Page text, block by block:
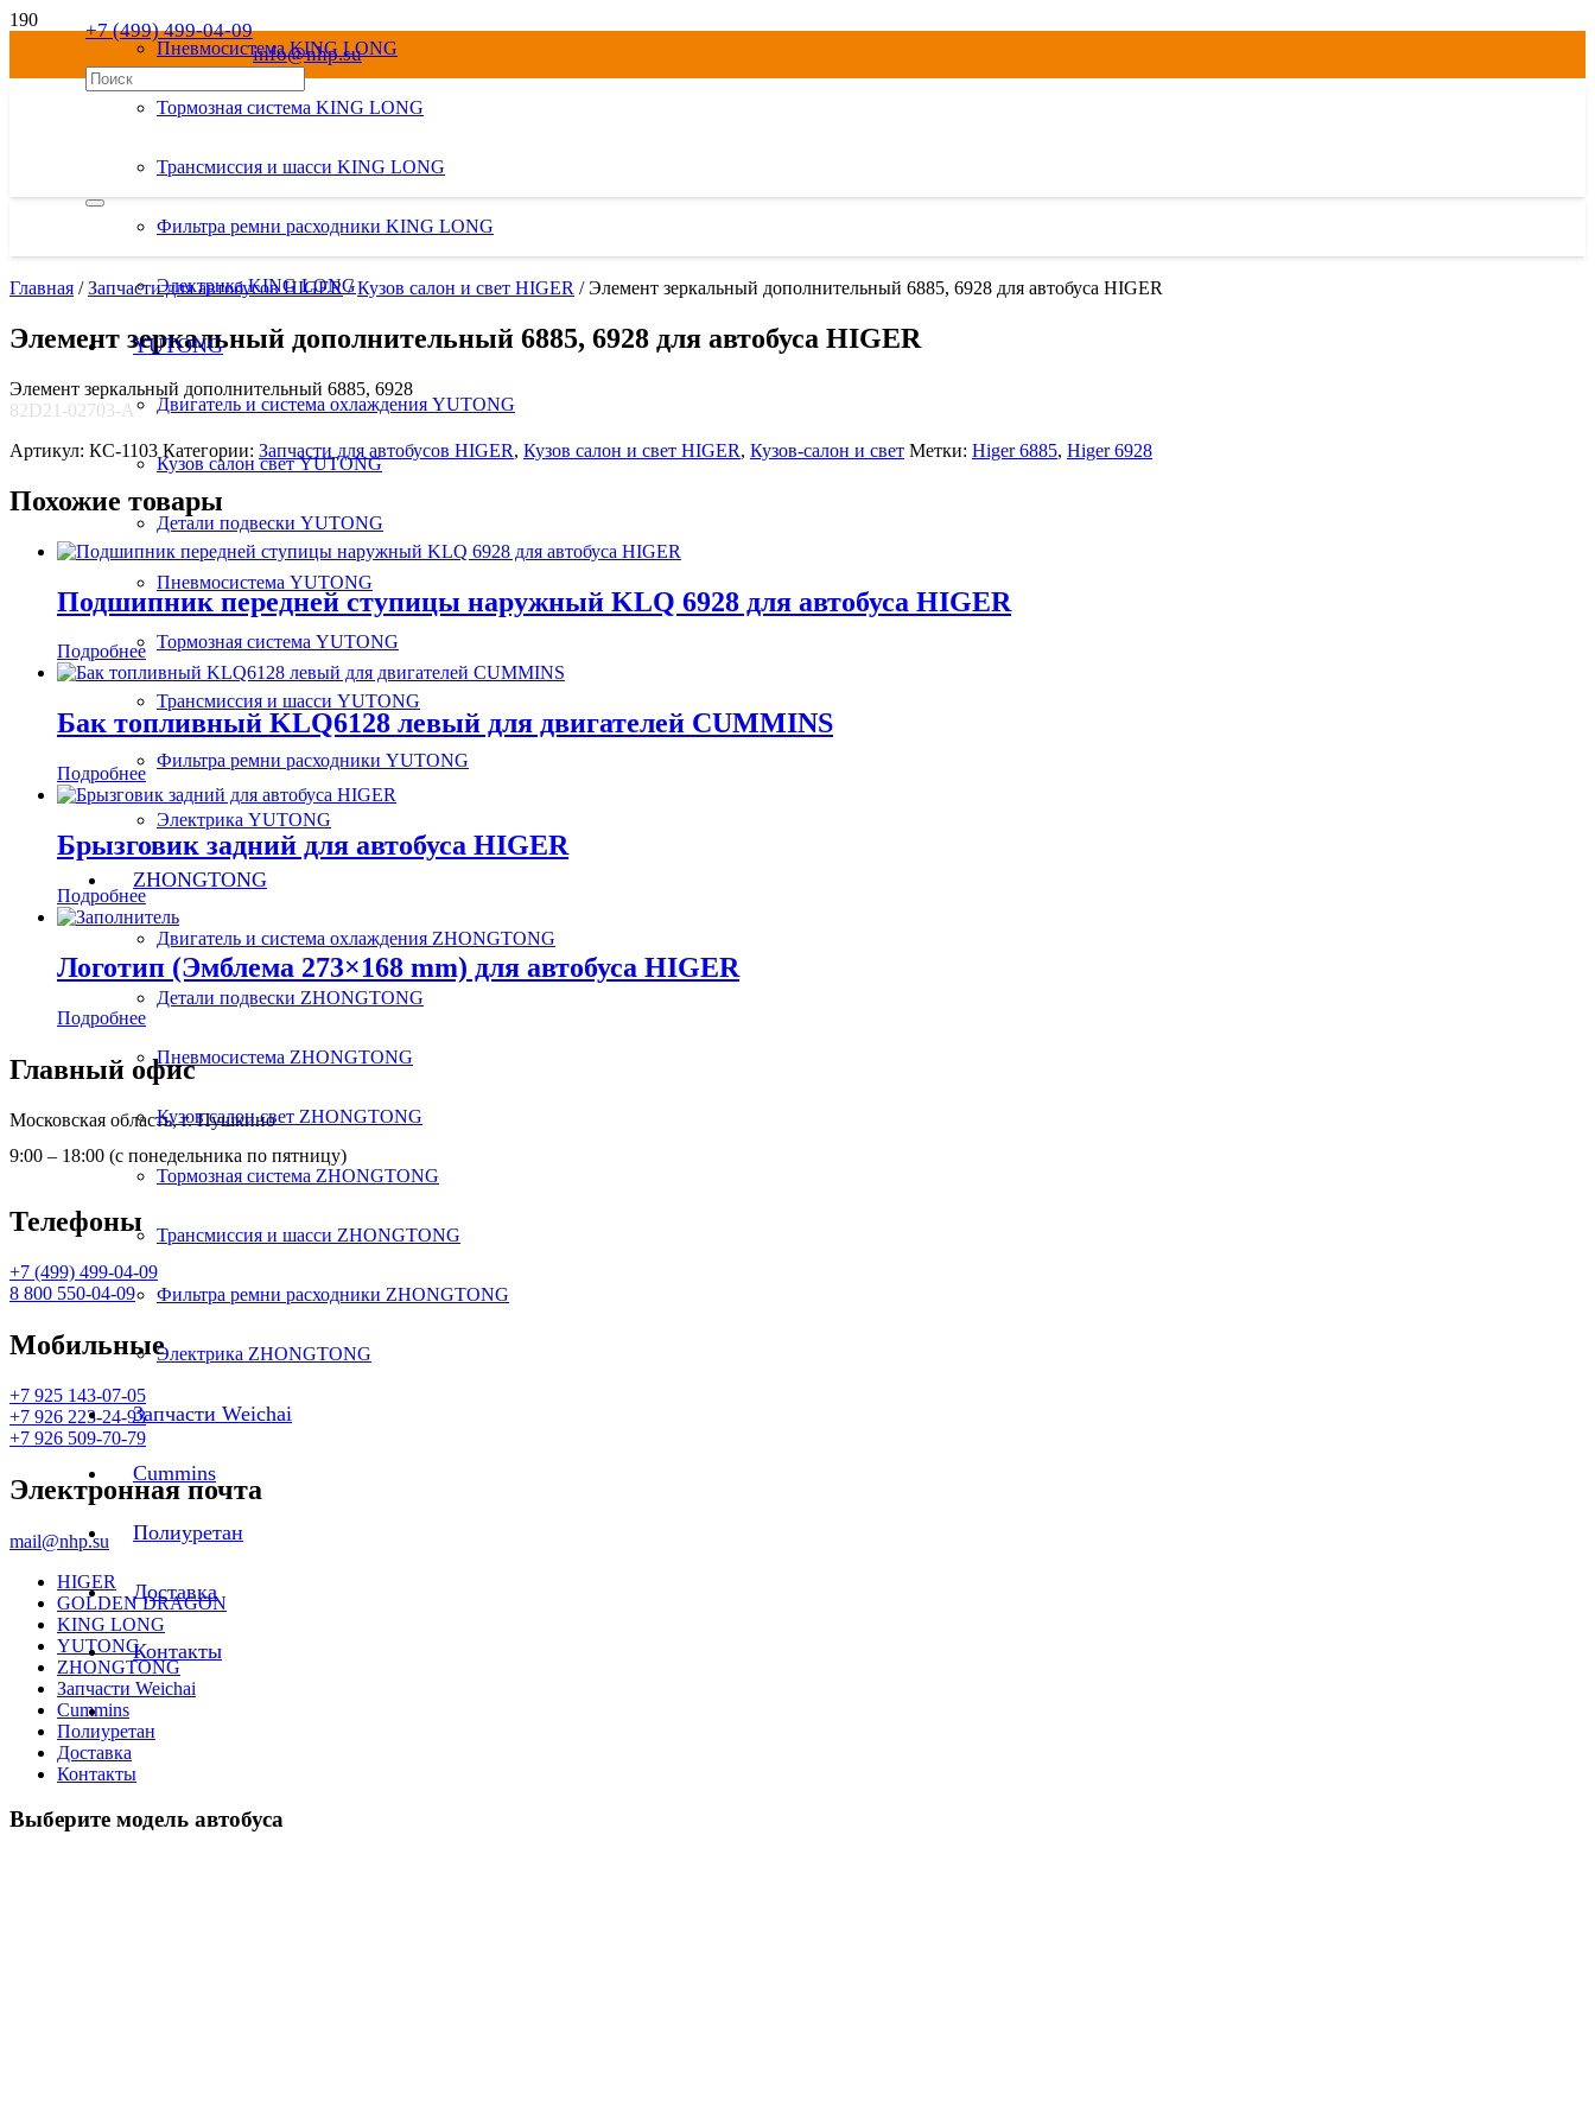
+7 (499) 499-04-09
8 800 550-04-09
info@nhp.su
Пневмосистема KING LONG
Тормозная система KING LONG
Трансмиссия и шасси KING LONG
Фильтра ремни расходники KING LONG
Электрика KING LONG
YUTONG
Двигатель и система охлаждения YUTONG
Кузов салон свет YUTONG
Детали подвески YUTONG
Пневмосистема YUTONG
Тормозная система YUTONG
Трансмиссия и шасси YUTONG
Фильтра ремни расходники YUTONG
Электрика YUTONG
ZHONGTONG
Двигатель и система охлаждения ZHONGTONG
Детали подвески ZHONGTONG
Пневмосистема ZHONGTONG
Кузов салон свет ZHONGTONG
Тормозная система ZHONGTONG
Трансмиссия и шасси ZHONGTONG
Фильтра ремни расходники ZHONGTONG
Электрика ZHONGTONG
Запчасти Weichai
Cummins
Полиуретан
Доставка
Контакты
Главная /Запчасти для автобусов HIGER/Кузов салон и свет HIGER / Элемент зеркальный дополнительный 6885, 6928 для автобуса HIGER
Элемент зеркальный дополнительный 6885, 6928 для автобуса HIGER
Элемент зеркальный дополнительный 6885, 6928
82D21-02703-A
Артикул: КС-1103 Категории: Запчасти для автобусов HIGER, Кузов салон и свет HIGER, Кузов-салон и свет Метки: Higer 6885, Higer 6928
Похожие товары
Подшипник передней ступицы наружный KLQ 6928 для автобуса HIGER
Подробнее
Бак топливный KLQ6128 левый для двигателей CUMMINS
Подробнее
Брызговик задний для автобуса HIGER
Подробнее
Логотип (Эмблема 273×168 mm) для автобуса HIGER
Подробнее
Главный офис
Московская область, г. Пушкино
9:00 – 18:00 (с понедельника по пятницу)
Телефоны
+7 (499) 499-04-09
8 800 550-04-09
Мобильные
+7 925 143-07-05
+7 926 223-24-93
+7 926 509-70-79
Электронная почта
mail@nhp.su
HIGER
GOLDEN DRAGON
KING LONG
YUTONG
ZHONGTONG
Запчасти Weichai
Cummins
Полиуретан
Доставка
Контакты
Выберите модель автобуса